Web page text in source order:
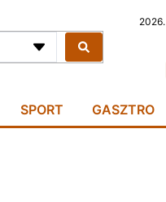
SPORT GASZTRO